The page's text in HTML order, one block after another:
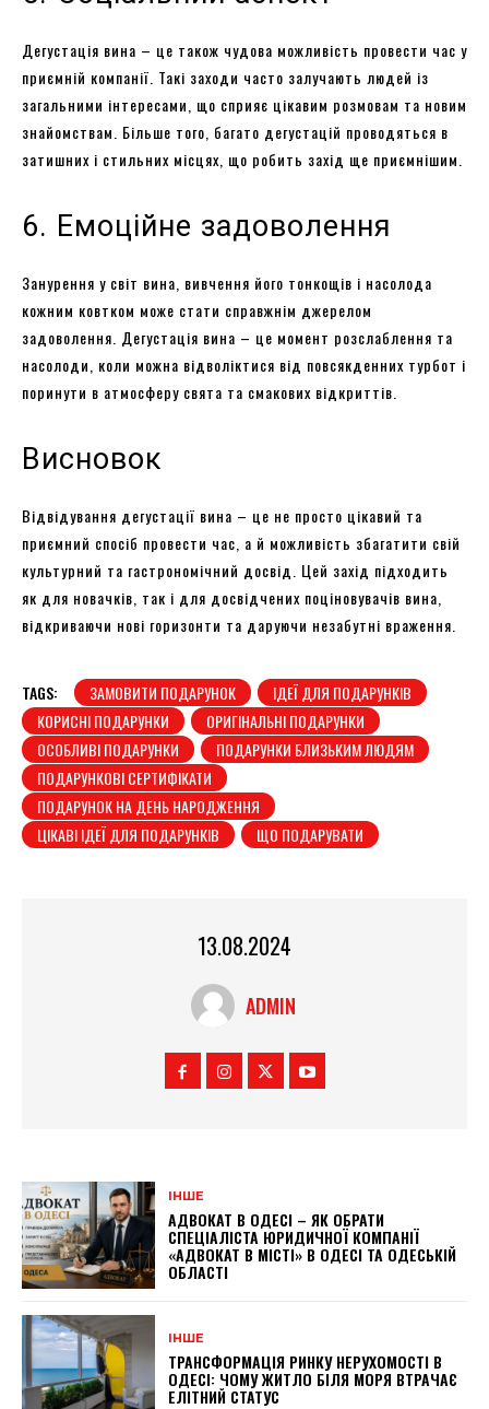
Дегустація вина – це також чудова можливість провести час у
приємній компанії. Такі заходи часто залучають людей із
загальними інтересами, що сприяє цікавим розмовам та новим
знайомствам. Більше того, багато дегустацій проводяться в
затишних і стильних місцях, що робить захід ще приємнішим.
6. Емоційне задоволення
Занурення у світ вина, вивчення його тонкощів і насолода
кожним ковтком може стати справжнім джерелом
задоволення. Дегустація вина – це момент розслаблення та
насолоди, коли можна відволіктися від повсякденних турбот і
поринути в атмосферу свята та смакових відкриттів.
Висновок
Відвідування дегустації вина – це не просто цікавий та
приємний спосіб провести час, а й можливість збагатити свій
культурний та гастрономічний досвід. Цей захід підходить
як для новачків, так і для досвідчених поціновувачів вина,
відкриваючи нові горизонти та даруючи незабутні враження.
TAGS: ЗАМОВИТИ ПОДАРУНОК
ІДЕЇ ДЛЯ ПОДАРУНКІВ
КОРИСНІ ПОДАРУНКИ
ОРИГІНАЛЬНІ ПОДАРУНКИ
ОСОБЛИВІ ПОДАРУНКИ
ПОДАРУНКИ БЛИЗЬКИМ ЛЮДЯМ
ПОДАРУНКОВІ СЕРТИФІКАТИ
ПОДАРУНОК НА ДЕНЬ НАРОДЖЕННЯ
ЦІКАВІ ІДЕЇ ДЛЯ ПОДАРУНКІВ
ЩО ПОДАРУВАТИ
13.08.2024
ADMIN
ІНШЕ
АДВОКАТ В ОДЕСІ – ЯК ОБРАТИ
СПЕЦІАЛІСТА ЮРИДИЧНОЇ КОМПАНІЇ
«АДВОКАТ В МІСТІ» В ОДЕСІ ТА ОДЕСЬКІЙ
ОБЛАСТІ
ІНШЕ
ТРАНСФОРМАЦІЯ РИНКУ НЕРУХОМОСТІ В
ОДЕСІ: ЧОМУ ЖИТЛО БІЛЯ МОРЯ ВТРАЧАЄ
ЕЛІТНИЙ СТАТУС